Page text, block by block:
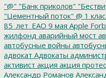
"@" "Банк приколов"
"Цементный поток" @ 1
85_лет_ЕАО 9 мая Apple
жилфонд аварийный мост
автобусные войны
адвокат Адвокаты
активист акция акция
Александр Романов